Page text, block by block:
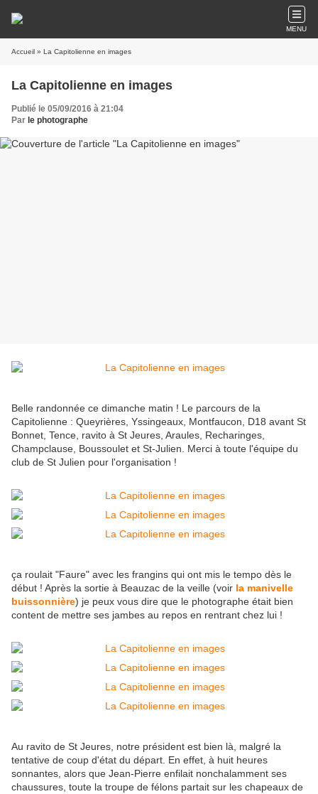
MENU
Accueil » La Capitolienne en images
La Capitolienne en images
Publié le 05/09/2016 à 21:04
Par le photographe
Belle randonnée ce dimanche matin ! Le parcours de la
Capitolienne : Queyrières, Yssingeaux, Montfaucon, D18 avant St
Bonnet, Tence, ravito à St Jeures, Araules, Recharinges,
Champclause, Boussoulet et St-Julien. Merci à toute l'équipe du
club de St Julien pour l'organisation !
ça roulait "Faure" avec les frangins qui ont mis le tempo dès le
début ! Après la sortie à Beauzac de la veille (voir la manivelle
buissonnière) je peux vous dire que le photographe était bien
content de mettre ses jambes au repos en rentrant chez lui !
Au ravito de St Jeures, notre président est bien là, malgré la
tentative de coup d'état du départ. En effet, à huit heures
sonnantes, alors que Jean-Pierre enfilait nonchalamment ses
chaussures, toute la troupe de félons partait sur les chapeaux de